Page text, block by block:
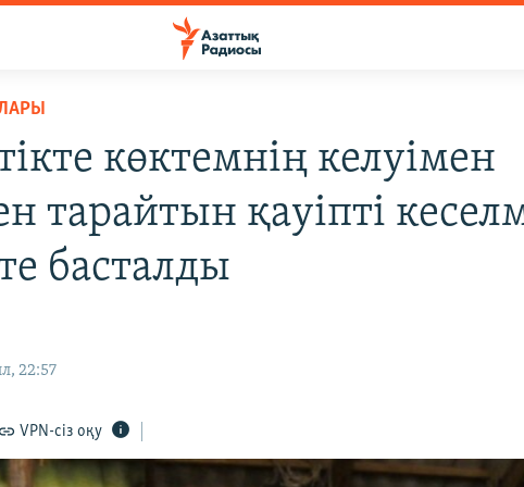
көктемнің келуімен
тарайтын қауіпті
басталды
22:57
VPN-сіз оқу